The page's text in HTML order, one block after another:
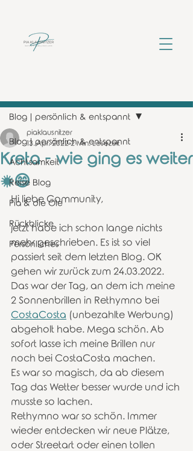
Blog | persönlich & entspannt
Achtsamkeit
Reise Blog
Pia & die Öle
Rückblicke
Persönliches
Blog | persönlich & entspannt
Kreta - wie ging es weiter
☀️😄
piaklausnitzer
13. Apr. 2022 2 Min. Lesezeit
Hi liebe Community,
jetzt habe ich schon lange nichts
mehr geschrieben. Es ist so viel
passiert seit dem letzten Blog. OK
gehen wir zurück zum 24.03.2022.
Das war der Tag, an dem ich meine
2 Sonnenbrillen in Rethymno bei
CostaCosta (unbezahlte Werbung)
abgeholt habe. Mega schön. Ab
sofort lasse ich meine Brillen nur
noch bei CostaCosta machen.
Es war so magisch, da ab diesem
Tag das Wetter besser wurde und ich
musste so lachen.
Rethymno war so schön. Immer
wieder entdecken wir neue Plätze,
oder Streetart oder einen tollen